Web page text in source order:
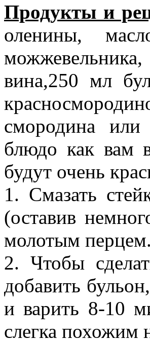
Продукты и
оленины,
вина,250 мл
смородина или
блюдо как вам
будут очень
1. Смазать
(оставив
молотым перцем.
2. Чтобы
добавить
и варить 8-10
слегка похожим